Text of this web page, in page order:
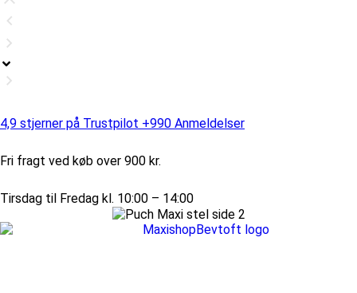
4,9 stjerner på Trustpilot +990 Anmeldelser
Fri fragt ved køb over 900 kr.
Tirsdag til Fredag kl. 10:00 – 14:00